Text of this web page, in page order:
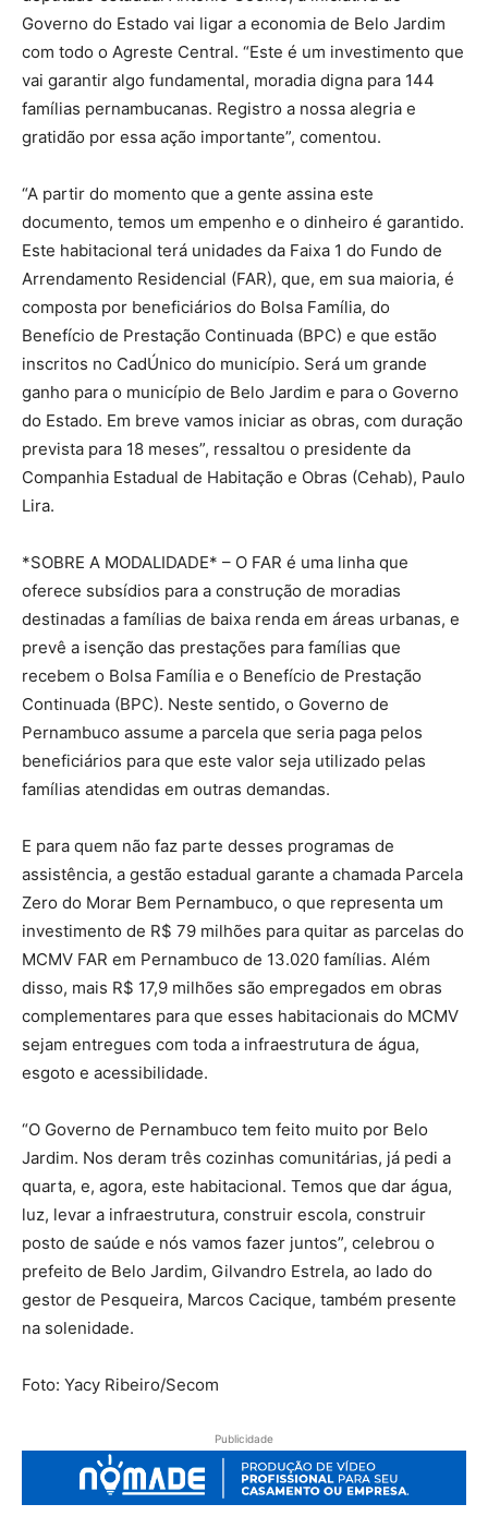
Governo do Estado vai ligar a economia de Belo Jardim
com todo o Agreste Central. “Este é um investimento que
vai garantir algo fundamental, moradia digna para 144
famílias pernambucanas. Registro a nossa alegria e
gratidão por essa ação importante”, comentou.
“A partir do momento que a gente assina este
documento, temos um empenho e o dinheiro é garantido.
Este habitacional terá unidades da Faixa 1 do Fundo de
Arrendamento Residencial (FAR), que, em sua maioria, é
composta por beneficiários do Bolsa Família, do
Benefício de Prestação Continuada (BPC) e que estão
inscritos no CadÚnico do município. Será um grande
ganho para o município de Belo Jardim e para o Governo
do Estado. Em breve vamos iniciar as obras, com duração
prevista para 18 meses”, ressaltou o presidente da
Companhia Estadual de Habitação e Obras (Cehab), Paulo
Lira.
*SOBRE A MODALIDADE* – O FAR é uma linha que
oferece subsídios para a construção de moradias
destinadas a famílias de baixa renda em áreas urbanas, e
prevê a isenção das prestações para famílias que
recebem o Bolsa Família e o Benefício de Prestação
Continuada (BPC). Neste sentido, o Governo de
Pernambuco assume a parcela que seria paga pelos
beneficiários para que este valor seja utilizado pelas
famílias atendidas em outras demandas.
E para quem não faz parte desses programas de
assistência, a gestão estadual garante a chamada Parcela
Zero do Morar Bem Pernambuco, o que representa um
investimento de R$ 79 milhões para quitar as parcelas do
MCMV FAR em Pernambuco de 13.020 famílias. Além
disso, mais R$ 17,9 milhões são empregados em obras
complementares para que esses habitacionais do MCMV
sejam entregues com toda a infraestrutura de água,
esgoto e acessibilidade.
“O Governo de Pernambuco tem feito muito por Belo
Jardim. Nos deram três cozinhas comunitárias, já pedi a
quarta, e, agora, este habitacional. Temos que dar água,
luz, levar a infraestrutura, construir escola, construir
posto de saúde e nós vamos fazer juntos”, celebrou o
prefeito de Belo Jardim, Gilvandro Estrela, ao lado do
gestor de Pesqueira, Marcos Cacique, também presente
na solenidade.
Foto: Yacy Ribeiro/Secom
Publicidade